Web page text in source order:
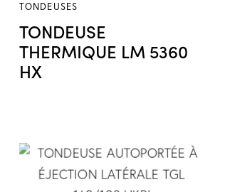
TONDEUSE
THERMIQUE LM 5360
HX
TONDEUSES